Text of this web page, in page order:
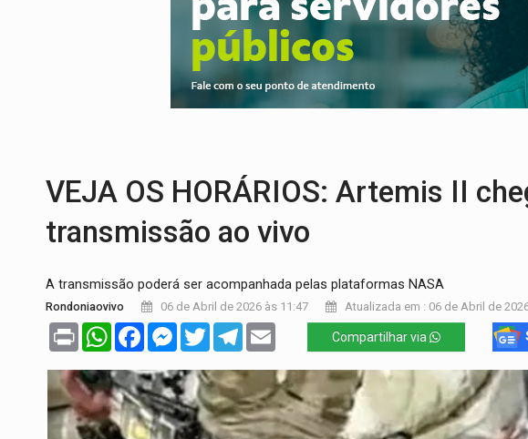
PEDIDO DE PROVIDÊNCIA:Erosão ameaça acesso a
ELEIÇÕES 2026: Policial candidato a deputado federal do
Publicação Legal:AVISO DE LICITAÇÃO: PREGÃO
VEJA OS HORÁRIOS: Artemis II
transmissão ao vivo
A transmissão poderá ser acompanhada pelas plataformas NASA
Rondoniaovivo 06 de Abril de 2026 às 11:47 Atualizada em : 06 de Abril de
Print WhatsAppFacebookMessenger
TwitterTelegram Compartilhar via